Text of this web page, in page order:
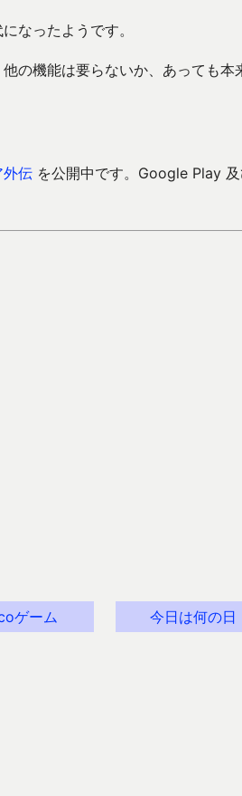
なったようです。
の機能は要らないか、あっても本
外伝 を公開中です。Google Play
ゲーム 今日は何の日